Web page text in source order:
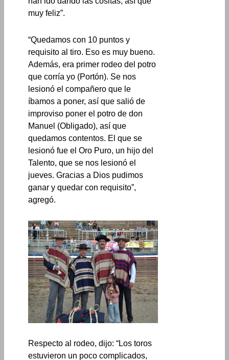
muy feliz”.
“Quedamos con 10 puntos y
requisito al tiro. Eso es muy bueno.
Además, era primer rodeo del potro
que corría yo (Portón). Se nos
lesionó el compañero que le
íbamos a poner, así que salió de
improviso poner el potro de don
Manuel (Obligado), así que
quedamos contentos. El que se
lesionó fue el Oro Puro, un hijo del
Talento, que se nos lesionó el
jueves. Gracias a Dios pudimos
ganar y quedar con requisito”,
agregó.
Respecto al rodeo, dijo: “Los toros
estuvieron un poco complicados,